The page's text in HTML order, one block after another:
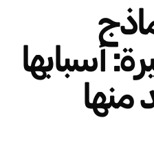
أسبابها
منها